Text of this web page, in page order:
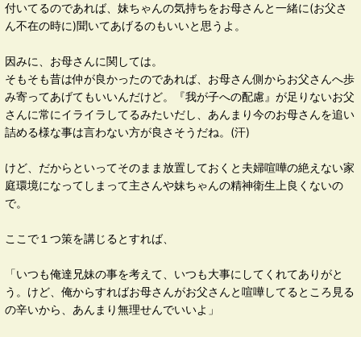
付いてるのであれば、妹ちゃんの気持ちをお母さんと一緒に(お父さ
ん不在の時に)聞いてあげるのもいいと思うよ。
因みに、お母さんに関しては。
そもそも昔は仲が良かったのであれば、お母さん側からお父さんへ歩
み寄ってあげてもいいんだけど。『我が子への配慮』が足りないお父
さんに常にイライラしてるみたいだし、あんまり今のお母さんを追い
詰める様な事は言わない方が良さそうだね。(汗)
けど、だからといってそのまま放置しておくと夫婦喧嘩の絶えない家
庭環境になってしまって主さんや妹ちゃんの精神衛生上良くないの
で。
ここで１つ策を講じるとすれば、
「いつも俺達兄妹の事を考えて、いつも大事にしてくれてありがと
う。けど、俺からすればお母さんがお父さんと喧嘩してるところ見る
の辛いから、あんまり無理せんでいいよ」